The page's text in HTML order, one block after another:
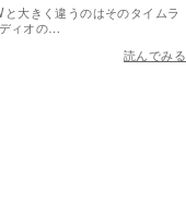
大きく違うのはそのタイムラ
ィオの…
読んでみる